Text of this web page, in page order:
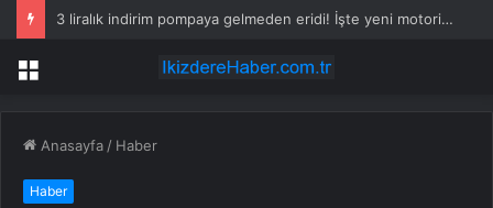
İsrail 5 Filistinli esiri serbest bıraktı
Menü
Anasayfa / Haber
Haber